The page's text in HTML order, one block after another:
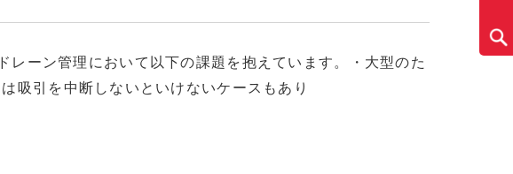
ーン管理において以下の課題を抱えています。・大型のた
吸引を中断しないといけないケースもあり